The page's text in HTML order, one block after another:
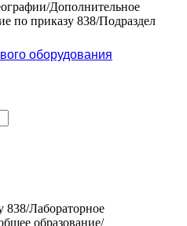
Дополнительное
по приказу 838/Подраздел
оборудования
838/Лабораторное
образование/